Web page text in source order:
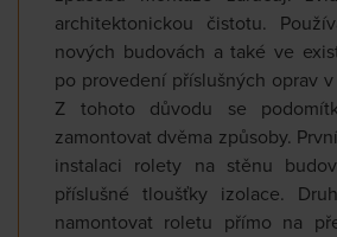
architektonickou čistotu.
nových budovách a také ve
po provedení příslušných oprav
Z tohoto důvodu se
zamontovat dvěma způsoby.
instalaci rolety na stěnu
příslušné tloušťky izolace.
namontovat roletu přímo na